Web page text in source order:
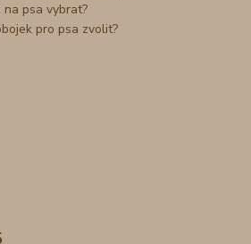
na psa vybrat?
pro psa zvolit?